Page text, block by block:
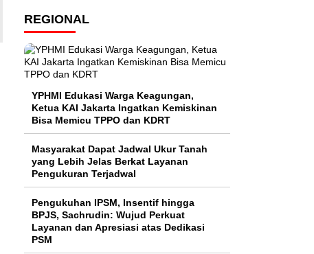
REGIONAL
YPHMI Edukasi Warga Keagungan,
Ketua KAI Jakarta Ingatkan Kemiskinan
Bisa Memicu TPPO dan KDRT
Masyarakat Dapat Jadwal Ukur Tanah
yang Lebih Jelas Berkat Layanan
Pengukuran Terjadwal
Pengukuhan IPSM, Insentif hingga
BPJS, Sachrudin: Wujud Perkuat
Layanan dan Apresiasi atas Dedikasi
PSM